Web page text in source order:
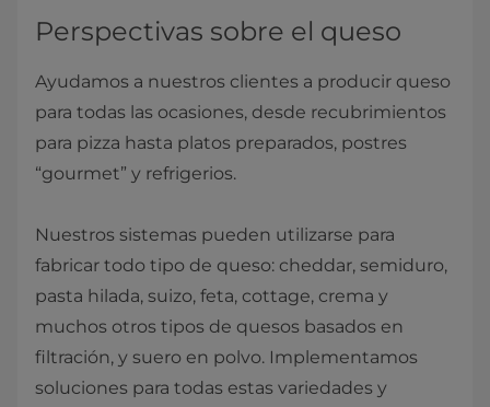
Perspectivas sobre el queso
Ayudamos a nuestros clientes a producir queso
para todas las ocasiones, desde recubrimientos
para pizza hasta platos preparados, postres
“gourmet” y refrigerios.
Nuestros sistemas pueden utilizarse para
fabricar todo tipo de queso: cheddar, semiduro,
pasta hilada, suizo, feta, cottage, crema y
muchos otros tipos de quesos basados en
filtración, y suero en polvo. Implementamos
soluciones para todas estas variedades y